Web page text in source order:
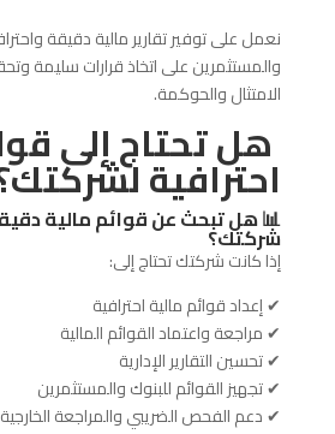
نعمل على توفير تقارير مالية دقيقة
والمستثمرين على اتخاذ قرارات سليمة
الامتثال والحوكمة.
هل تحتاج إلى
احترافية
📊 هل تبحث عن قوائم مالية
شركتك؟
إذا كانت شركتك تحتاج إلى:
✔ إعداد قوائم مالية احترافية
✔ مراجعة واعتماد القوائم المالية
✔ تحسين التقارير الإدارية
✔ تجهيز القوائم للبنوك والمستثمرين
✔ دعم الفحص الضريبي والمراجعة الخارجية